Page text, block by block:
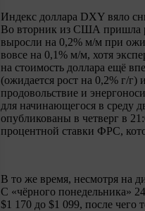
Индекс доллара DXY вяло
Во вторник из США пришла
выросли на 0,2% м/м при
вовсе на 0,1% м/м, хотя
на стоимость доллара ещё
(ожидается рост на 0,2% г/
продовольствие и
для начинающегося в среду
опубликованы в четверг в
процентной ставки ФРС,
В то же время, несмотря на
С «чёрного понедельника»
$1 170 до $1 099, после чего